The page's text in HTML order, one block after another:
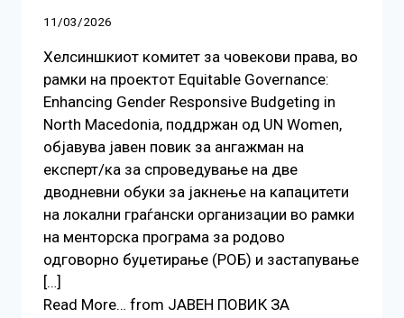
11/03/2026
Хелсиншкиот комитет за човекови права, во
рамки на проектот Equitable Governance:
Enhancing Gender Responsive Budgeting in
North Macedonia, поддржан од UN Women,
објавува јавен повик за ангажман на
експерт/ка за спроведување на две
дводневни обуки за јакнење на капацитети
на локални граѓански организации во рамки
на менторска програма за родово
одговорно буџетирање (РОБ) и застапување
[…]
Read More… from ЈАВЕН ПОВИК ЗА